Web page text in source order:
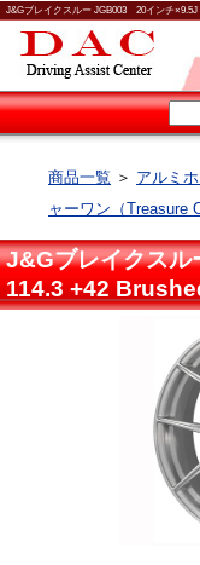
J&Gブレイクスルー JGB003 20インチ×9.5J
商品一覧 ＞ アルミ
ャーワン（Treasure
J&Gブレイクス
114.3 +42